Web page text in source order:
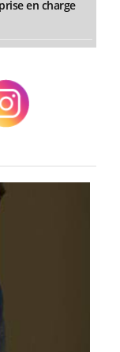
en charge